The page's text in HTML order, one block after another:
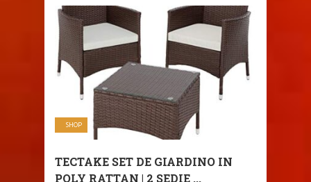
SHOP
TECTAKE SET DE GIARDINO IN
POLY RATTAN | 2 SEDIE ...